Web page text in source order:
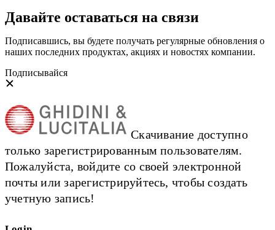
Давайте оставаться на связи
Подписавшись, вы будете получать регулярные обновления о
наших последних продуктах, акциях и новостях компании.
Подписывайся
Скачивание доступно
только зарегистрированным пользователям.
Пожалуйста, войдите со своей электронной
почты или зарегистрируйтесь, чтобы создать
учетную запись!